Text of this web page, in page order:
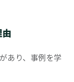
あり、事例を学